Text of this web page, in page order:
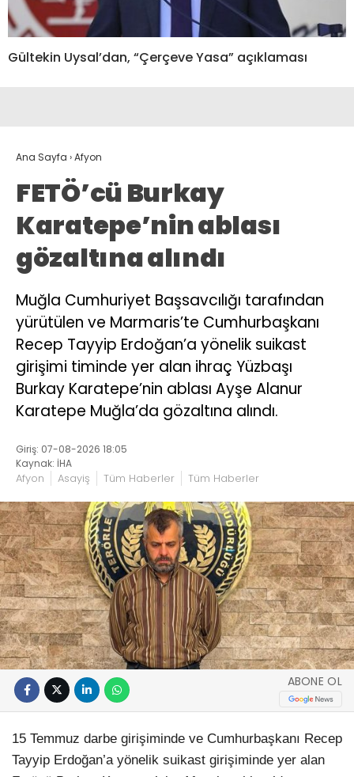
Gültekin Uysal’dan, “Çerçeve Yasa” açıklaması
Ana Sayfa ›Afyon
FETÖ’cü Burkay
Karatepe’nin ablası
gözaltına alındı
Muğla Cumhuriyet Başsavcılığı tarafından
yürütülen ve Marmaris’te Cumhurbaşkanı
Recep Tayyip Erdoğan’a yönelik suikast
girişimi timinde yer alan ihraç Yüzbaşı
Burkay Karatepe’nin ablası Ayşe Alanur
Karatepe Muğla’da gözaltına alındı.
Giriş: 07-08-2026 18:05
Kaynak: İHA
Afyon Asayiş Tüm Haberler Tüm Haberler
ABONE OL
15 Temmuz darbe girişiminde ve Cumhurbaşkanı Recep
Tayyip Erdoğan’a yönelik suikast girişiminde yer alan